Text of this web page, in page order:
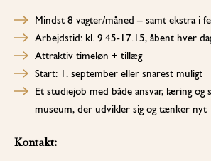
Mindst 8 vagter/måned – samt ekstra i
Arbejdstid: kl. 9.45-17.15, åbent hver
Attraktiv timeløn + tillæg
Start: 1. september eller snarest muligt
Et studiejob med både ansvar, læring og
museum, der udvikler sig og tænker nyt
Kontakt: